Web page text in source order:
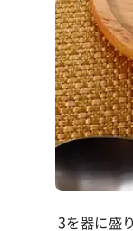
3を器に盛